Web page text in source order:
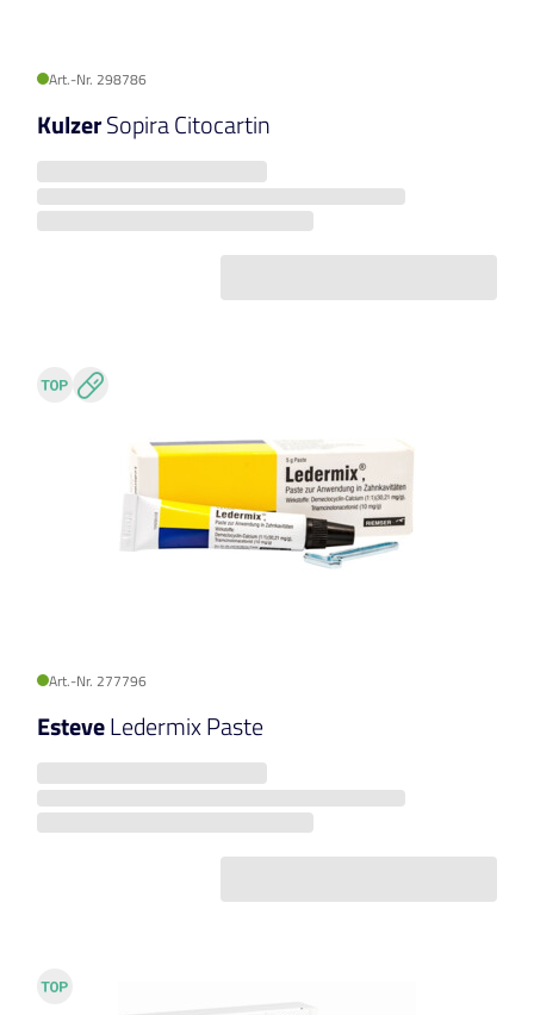
Art.-Nr. 298786
KulzerSopira Citocartin
Art.-Nr. 277796
EsteveLedermix Paste